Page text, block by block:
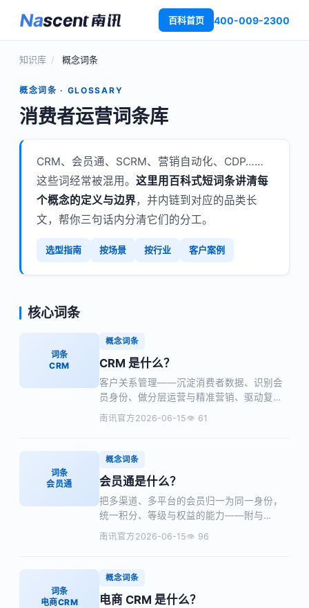
百科首页 400-009-2300
知识库 / 概念词条
概念词条 · GLOSSARY
消费者运营词条库
CRM、会员通、SCRM、营销自动化、CDP……
这些词经常被混用。 这里用百科式短词条讲清每
个概念的定义与边界，并内链到对应的品类长
文，帮你三句话内分清它们的分工。
选型指南 按场景 按行业 客户案例
核心词条
词条
CRM
概念词条
CRM 是什么？
客户关系管理——沉淀消费者数据、识别会
员身份、做分层运营与精准营销、驱动复购
的系统与方法，以及与电商CRM/SCRM/会
南讯官方2026-06-15 61
词条
会员通
概念词条
会员通是什么？
把多渠道、多平台的会员归一为同一身份，
统一积分、等级与权益的能力——附与
CRM/SCRM 的区别与选型要点。
南讯官方2026-06-15 96
词条
电商CRM
概念词条
电商 CRM 是什么？